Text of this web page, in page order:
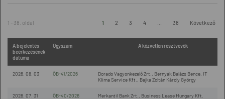
1 - 38. oldal 1 2 3 4 38 Következő
A bejelentés
beérkezésének
dátuma
Ügyszám A közvetlen résztvevők
2026. 08. 03 ÖB-41/2026
Dorado Vagyonkezelő Zrt., Bernyák Balázs Bence, IT
Klima Service Kft., Bajka Zoltán Károly György
2026. 07. 31 ÖB-40/2026 Merkantil Bank Zrt., Business Lease Hungary Kft.